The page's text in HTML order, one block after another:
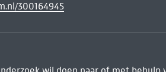
300164945